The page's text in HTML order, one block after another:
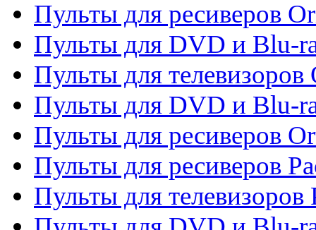
Пульты для ресиверов
Пульты для DVD и Blu-
Пульты для телевизоров
Пульты для DVD и Blu-
Пульты для ресиверов
Пульты для ресиверов
Пульты для телевизоров